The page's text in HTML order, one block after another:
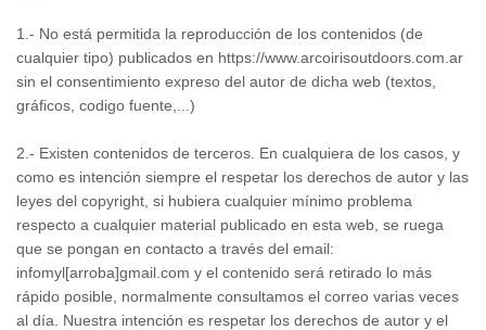
1.- No está permitida la reproducción de los contenidos (de
cualquier tipo) publicados en https://www.arcoirisoutdoors.com.ar
sin el consentimiento expreso del autor de dicha web (textos,
gráficos, codigo fuente,...)
2.- Existen contenidos de terceros. En cualquiera de los casos, y
como es intención siempre el respetar los derechos de autor y las
leyes del copyright, si hubiera cualquier mínimo problema
respecto a cualquier material publicado en esta web, se ruega
que se pongan en contacto a través del email:
infomyl[arroba]gmail.com y el contenido será retirado lo más
rápido posible, normalmente consultamos el correo varias veces
al día. Nuestra intención es respetar los derechos de autor y el